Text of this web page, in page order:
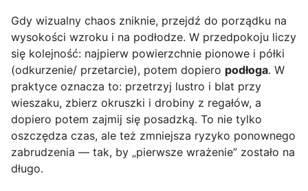
Gdy wizualny chaos zniknie, przejdź do porządku na
wysokości wzroku i na podłodze. W przedpokoju liczy
się kolejność: najpierw powierzchnie pionowe i półki
(odkurzenie/ przetarcie), potem dopiero podłoga. W
praktyce oznacza to: przetrzyj lustro i blat przy
wieszaku, zbierz okruszki i drobiny z regałów, a
dopiero potem zajmij się posadzką. To nie tylko
oszczędza czas, ale też zmniejsza ryzyko ponownego
zabrudzenia — tak, by „pierwsze wrażenie” zostało na
długo.